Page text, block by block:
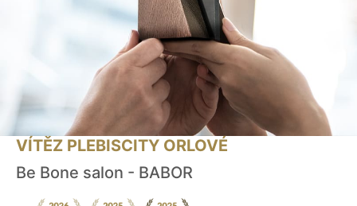
VÍTĚZ PLEBISCITY ORLOVÉ
Be Bone salon - BABOR